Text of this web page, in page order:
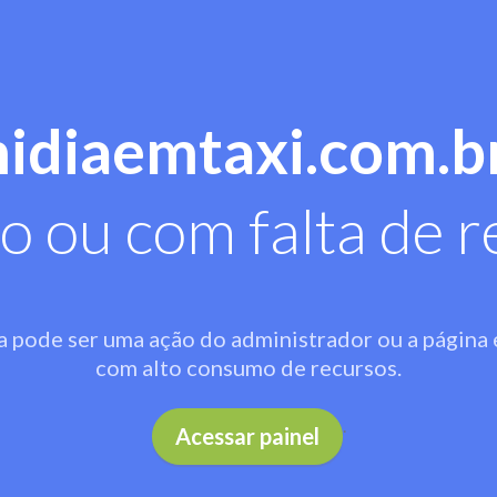
ou com falta de
pode ser uma ação do administrador ou a página
com alto consumo de recursos.
Acessar painel .